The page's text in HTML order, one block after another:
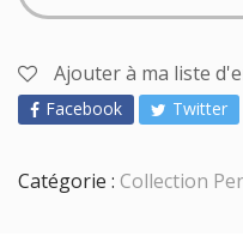
Ajouter à ma liste
Facebook Twitter
Catégorie : Collection